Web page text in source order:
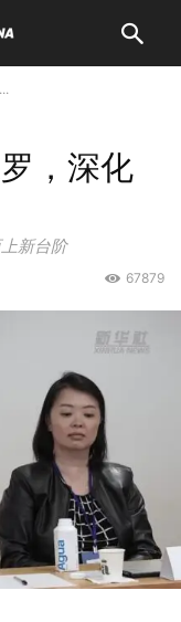
，深化
新台阶
67879